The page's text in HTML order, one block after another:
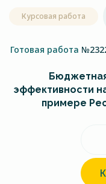
Курсовая работа
Готовая работа
эффективности
примере